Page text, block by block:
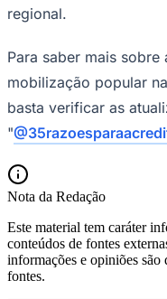
São Paulo
regional.
Para saber mais
mobilização popular
basta verificar as
"
Nota da Redação
Este material tem caráter
conteúdos de fontes
informações e opiniões são
fontes.